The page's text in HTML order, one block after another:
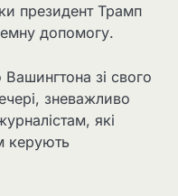
президент Трамп
допомогу.
зі свого
зневажливо
які
керують